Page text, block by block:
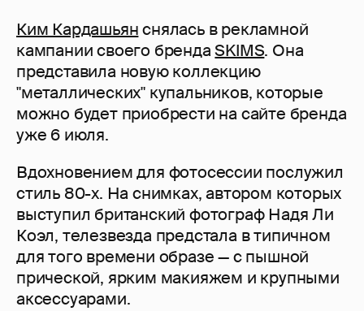
Ким Кардашьянснялась в рекламной
кампании своего брендаSKIMS. Она
представила новую коллекцию
"металлических" купальников, которые
можно будет приобрести на сайте бренда
уже 6 июля.
Вдохновением для фотосессии послужил
стиль 80-х. На снимках, автором которых
выступил британский фотограф Надя Ли
Коэл, телезвезда предстала в типичном
для того времени образе — с пышной
прической, ярким макияжем и крупными
аксессуарами.